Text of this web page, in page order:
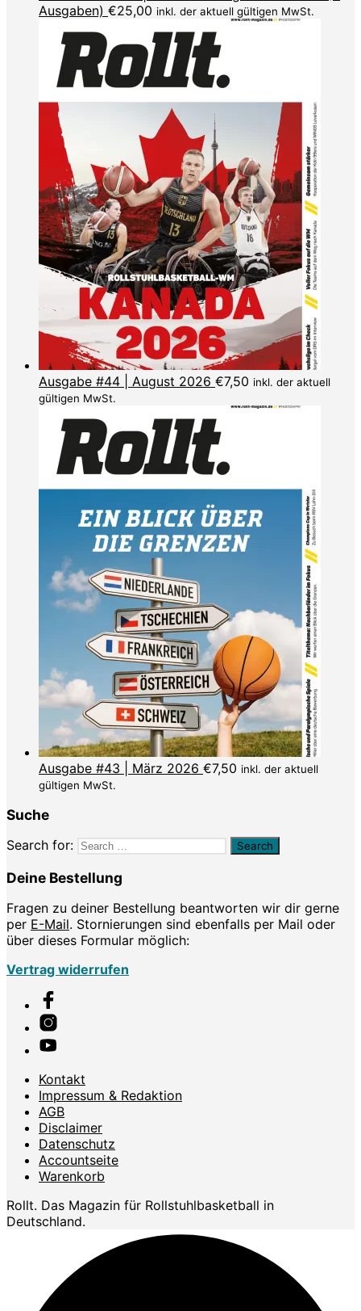
Ausgaben) €25,00 inkl. der aktuell gültigen MwSt.
Ausgabe #44 | August 2026 €7,50 inkl. der aktuell
gültigen MwSt.
Ausgabe #43 | März 2026 €7,50 inkl. der aktuell
gültigen MwSt.
Suche
Search for:
Deine Bestellung
Fragen zu deiner Bestellung beantworten wir dir gerne
per E-Mail. Stornierungen sind ebenfalls per Mail oder
über dieses Formular möglich:
Vertrag widerrufen
Kontakt
Impressum & Redaktion
AGB
Disclaimer
Datenschutz
Accountseite
Warenkorb
Rollt. Das Magazin für Rollstuhlbasketball in
Deutschland.